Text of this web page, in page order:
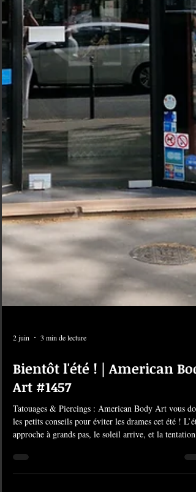
2 juin 3 min de lecture
Bientôt l'été ! | American
Art #1457
Tatouages & Piercings : American Body Art vous